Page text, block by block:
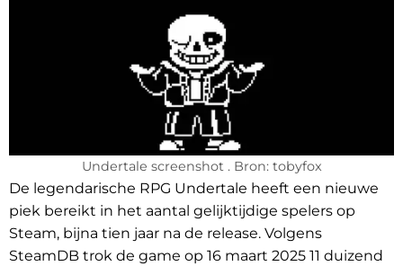
Undertale screenshot . Bron: tobyfox
De legendarische RPG Undertale heeft een nieuwe
piek bereikt in het aantal gelijktijdige spelers op
Steam, bijna tien jaar na de release. Volgens
SteamDB trok de game op 16 maart 2025 11 duizend